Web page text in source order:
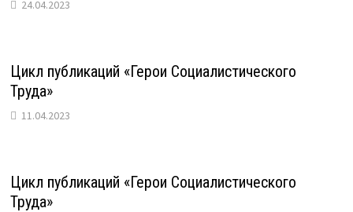
24.04.2023
Цикл публикаций «Герои Социалистического
Труда»
11.04.2023
Цикл публикаций «Герои Социалистического
Труда»